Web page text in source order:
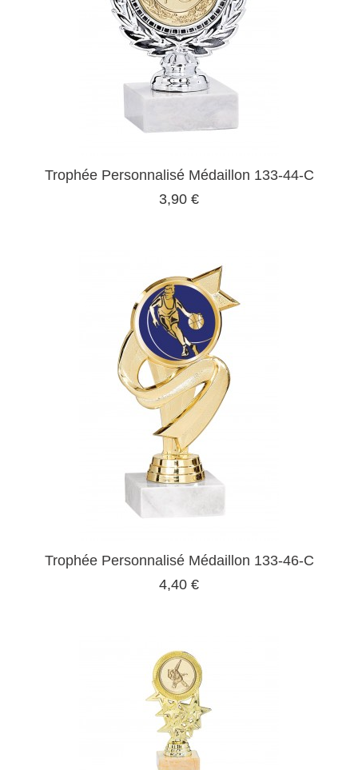
Trophée Personnalisé Médaillon 133-44-C
3,90 €
Trophée Personnalisé Médaillon 133-46-C
4,40 €